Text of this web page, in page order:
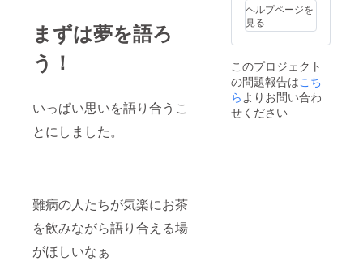
まずは夢を語ろ
う！
いっぱい思いを語り合うこ
とにしました。
難病の人たちが気楽にお茶
を飲みながら語り合える場
がほしいなぁ
ヘルプページを
見る
このプロジェクト
の問題報告はこち
ら よりお問い合わ
せください